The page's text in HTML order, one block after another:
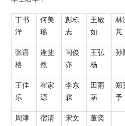
丁书
洋
何美
瑶
彭栋
志
王敏
如
林
芃
张语
格
逄斐
然
闫俊
亦
王弘
杨
孙
王佳
乐
崔家
源
李东
霖
田雨
菡
郑
予
周津
宿清
宋文
董奕